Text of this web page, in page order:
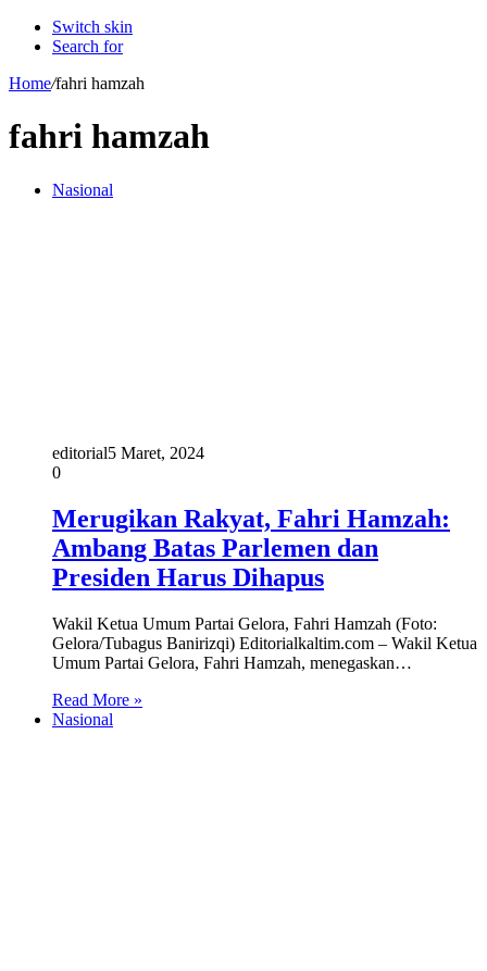
Switch skin
Search for
Home/fahri hamzah
fahri hamzah
Nasional
editorial5 Maret, 2024
0
Merugikan Rakyat, Fahri Hamzah:
Ambang Batas Parlemen dan
Presiden Harus Dihapus
Wakil Ketua Umum Partai Gelora, Fahri Hamzah (Foto:
Gelora/Tubagus Banirizqi) Editorialkaltim.com – Wakil Ketua
Umum Partai Gelora, Fahri Hamzah, menegaskan…
Read More »
Nasional